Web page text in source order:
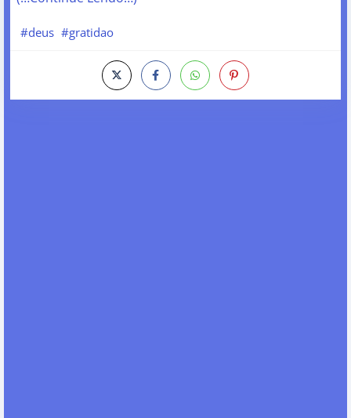
#deus #gratidao